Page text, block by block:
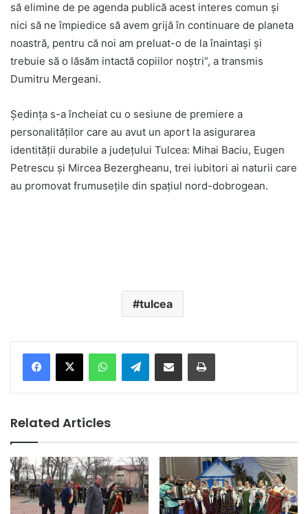
să elimine de pe agenda publică acest interes comun și
nici să ne împiedice să avem grijă în continuare de planeta
noastră, pentru că noi am preluat-o de la înaintași și
trebuie să o lăsăm intactă copiilor noștri“, a transmis
Dumitru Mergeani.
Ședința s-a încheiat cu o sesiune de premiere a
personalităților care au avut un aport la asigurarea
identității durabile a județului Tulcea: Mihai Baciu, Eugen
Petrescu și Mircea Bezergheanu, trei iubitori ai naturii care
au promovat frumusețile din spațiul nord-dobrogean.
tulcea
Telegram
Related Articles